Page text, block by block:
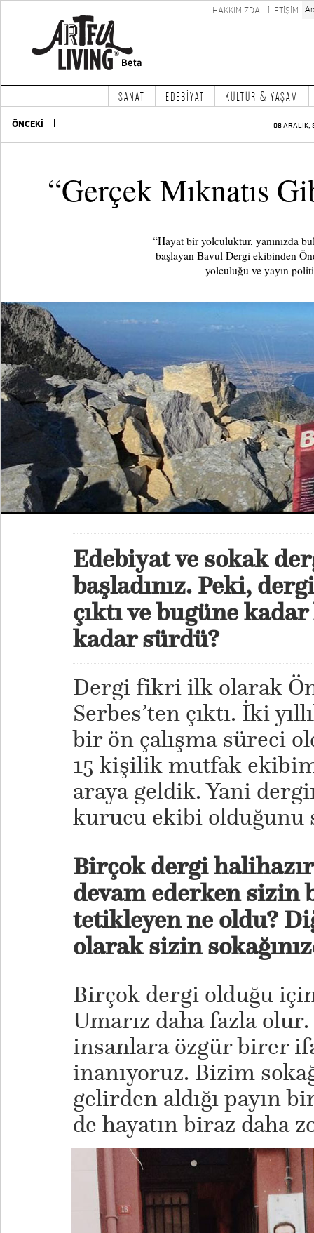
HAKKIMIZDA İLETİŞİM
SANAT EDEBİYAT KÜLTÜR & YAŞAM
ÖNCEKİ 08 ARALIK,
“Gerçek Mıknatıs
“Hayat bir yolculuktur, yanınızda
başlayan Bavul Dergi ekibinden
yolculuğu ve yayın
Edebiyat ve sokak
başladınız. Peki,
çıktı ve bugüne
kadar sürdü?
Dergi fikri ilk olarak
Serbes’ten çıktı. İki
bir ön çalışma süreci
15 kişilik mutfak
araya geldik. Yani
kurucu ekibi
Birçok dergi
devam ederken sizin
tetikleyen ne oldu?
olarak sizin
Birçok dergi olduğu
Umarız daha fazla
insanlara özgür birer
inanıyoruz. Bizim
gelirden aldığı payın
de hayatın biraz daha